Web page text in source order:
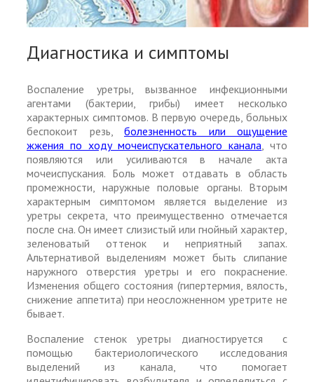
Диагностика и симптомы
Воспаление уретры, вызванное инфекционными
агентами (бактерии, грибы) имеет несколько
характерных симптомов. В первую очередь, больных
беспокоит резь, болезненность или ощущение
жжения по ходу мочеиспускательного канала , что
появляются или усиливаются в начале акта
мочеиспускания. Боль может отдавать в область
промежности, наружные половые органы. Вторым
характерным симптомом является выделение из
уретры секрета, что преимущественно отмечается
после сна. Он имеет слизистый или гнойный характер,
зеленоватый оттенок и неприятный запах.
Альтернативой выделениям может быть слипание
наружного отверстия уретры и его покраснение.
Изменения общего состояния (гипертермия, вялость,
снижение аппетита) при неосложненном уретрите не
бывает.
Воспаление стенок уретры диагностируется с
помощью бактериологического исследования
выделений из канала, что помогает